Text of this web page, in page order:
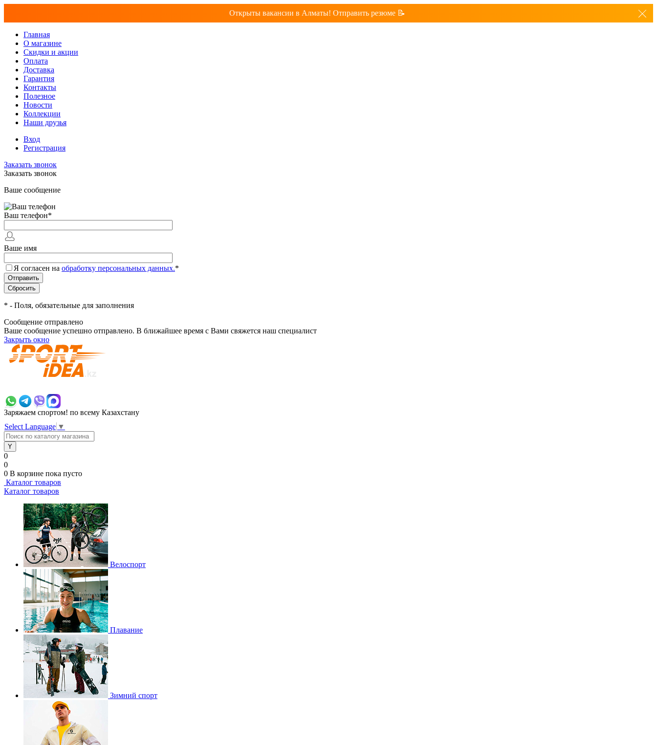
Открыты вакансии в Алматы! Отправить резюме 📝
Главная
О магазине
Скидки и акции
Оплата
Доставка
Гарантия
Контакты
Полезное
Новости
Коллекции
Наши друзья
Вход
Регистрация
Заказать звонок
Заказать звонок
Ваше сообщение
Ваш телефон*
Ваше имя
Я согласен на обработку персональных данных.*
* - Поля, обязательные для заполнения
Сообщение отправлено
Ваше сообщение успешно отправлено. В ближайшее время с Вами свяжется наш специалист
Закрыть окно
Заряжаем спортом! по всему Казахстану
Select Language ▼
0
0
0 В корзине пока пусто
Каталог товаров
Каталог товаров
Велоспорт
Плавание
Зимний спорт